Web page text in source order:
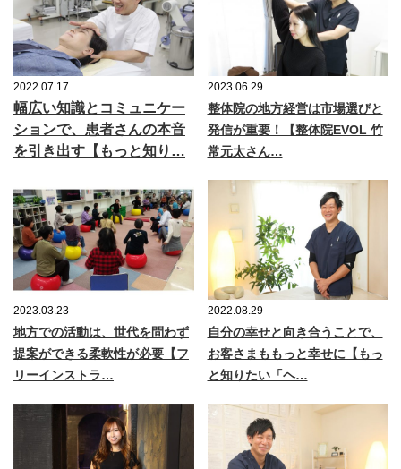
2022.07.17
幅広い知識とコミュニケー
ションで、患者さんの本音
を引き出す【もっと知り…
2023.06.29
整体院の地方経営は市場選びと
発信が重要！【整体院EVOL 竹
常元太さん…
2023.03.23
地方での活動は、世代を問わず
提案ができる柔軟性が必要【フ
リーインストラ…
2022.08.29
自分の幸せと向き合うことで、
お客さまももっと幸せに【もっ
と知りたい「ヘ…